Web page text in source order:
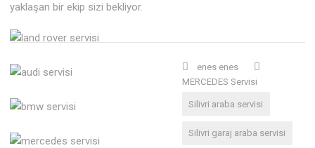
yaklaşan bir ekip sizi bekliyor.
enes enes
MERCEDES Servisi
Silivri araba servisi
Silivri garaj araba servisi